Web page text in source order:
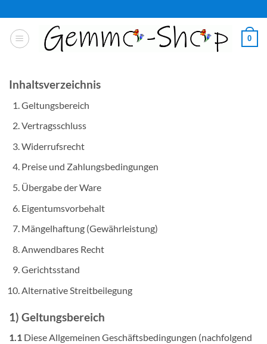
Inhalt
springen
0
Inhaltsverzeichnis
Geltungsbereich
Vertragsschluss
Widerrufsrecht
Preise und Zahlungsbedingungen
Übergabe der Ware
Eigentumsvorbehalt
Mängelhaftung (Gewährleistung)
Anwendbares Recht
Gerichtsstand
Alternative Streitbeilegung
1) Geltungsbereich
1.1 Diese Allgemeinen Geschäftsbedingungen (nachfolgend